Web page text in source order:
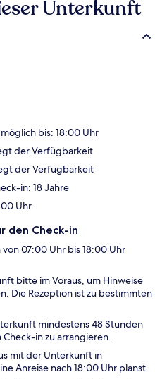
Unterkunft
bis: 18:00 Uhr
der Verfügbarkeit
der Verfügbarkeit
in: 18 Jahre
Uhr
den Check-in
07:00 Uhr bis 18:00 Uhr
bitte im Voraus, um Hinweise
Die Rezeption ist zu bestimmten
mindestens 48 Stunden
in zu arrangieren.
mit der Unterkunft in
Anreise nach 18:00 Uhr planst.